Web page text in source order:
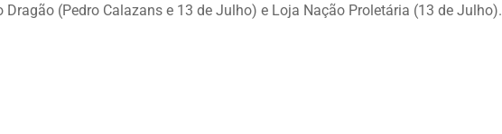
Dragão (Pedro Calazans e 13 de Julho) e Loja Nação Proletária (13 de Julho).